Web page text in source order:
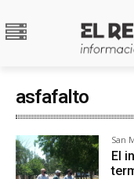
asfafalto
San
El